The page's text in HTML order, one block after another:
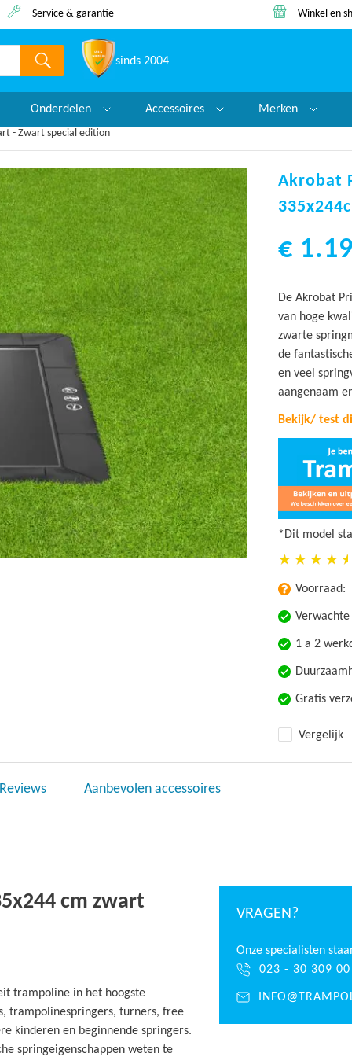
- Zwart special edition
Akrobat
€
De Akrobat
van hoge
zwarte
de
en veel
aangenaam
Bekijk/ test
*Dit model
Voorraad:
1 a 2
Gratis
Vergelijk
Reviews Aanbevolen accessoires
cm zwart
trampoline in het hoogste
trampolinespringers, turners, free
kinderen en beginnende springers.
springeigenschappen weten te
VRAGEN?
Onze specialisten
023 - 30 309 00
Service & garantie Winkel en
sinds 2004
Onderdelen Accessoires Merken